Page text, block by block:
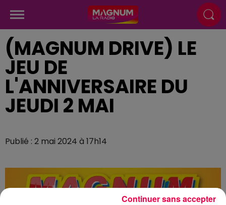
(MAGNUM DRIVE) LE
JEU DE
L'ANNIVERSAIRE DU
JEUDI 2 MAI
Publié : 2 mai 2024 à 17h14
Continuer sans accepter